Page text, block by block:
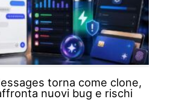
torna come clone,
nuovi bug e rischi